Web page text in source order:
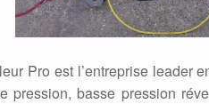
Pro est l’entreprise leader
pression, basse pression